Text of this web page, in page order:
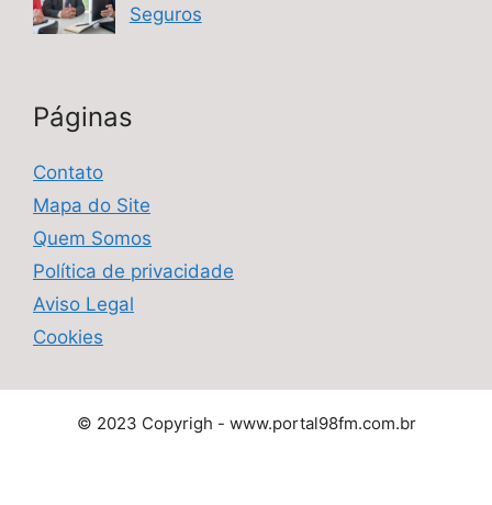
Seguros
Páginas
Contato
Mapa do Site
Quem Somos
Política de privacidade
Aviso Legal
Cookies
© 2023 Copyrigh - www.portal98fm.com.br